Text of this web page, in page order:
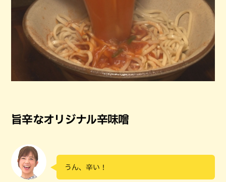
旨辛なオリジナル辛味噌
うん、辛い！